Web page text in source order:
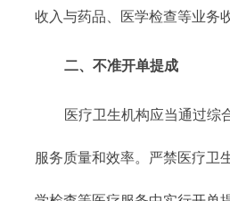
收入与药品、医学检查等业务
二、不准开单提成
医疗卫生机构应当通过综
服务质量和效率。严禁医疗卫